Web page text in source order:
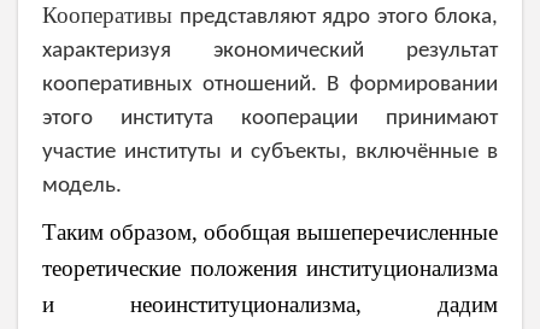
Кооперативы представляют ядро этого блока,
характеризуя экономический результат
кооперативных отношений. В формировании
этого института кооперации принимают
участие институты и субъекты, включённые в
модель.
Таким образом, обобщая вышеперечисленные
теоретические положения институционализма
и неоинституционализма, дадим